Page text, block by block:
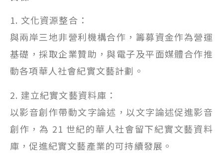
1. 文化資源整合：
與兩岸三地非營利機構合作，籌募資金作為營運
基礎，採取企業贊助，與電子及平面媒體合作推
動各項華人社會紀實文藝計劃。
2. 建立紀實文藝資料庫：
以影音創作帶動文字論述，以文字論述促進影音
創作，為 21 世紀的華人社會留下紀實文藝資料
庫，促進紀實文藝產業的可持續發展。